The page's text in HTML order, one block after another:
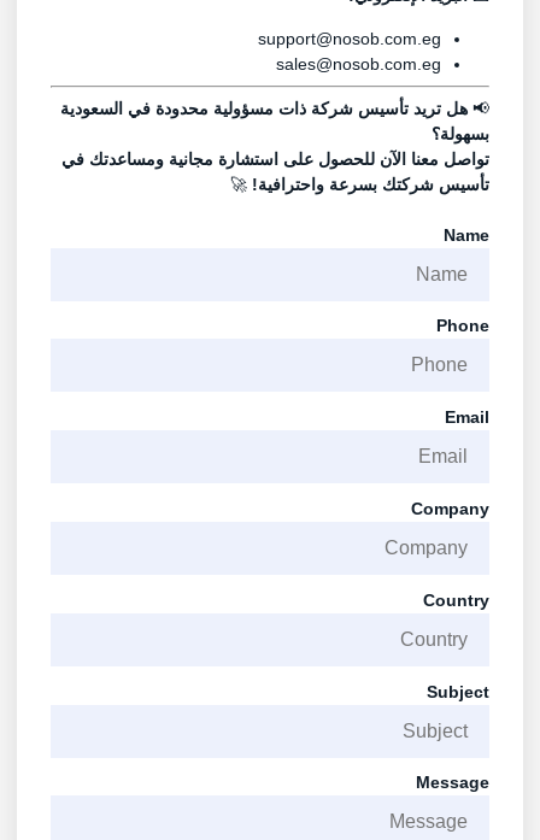
support@nosob.com.eg
sales@nosob.com.eg
📢هل تريد تأسيس شركة ذات مسؤولية محدودة في السعودية
بسهولة؟
تواصل معنا الآن للحصول على استشارة مجانية ومساعدتك في
تأسيس شركتك بسرعة واحترافية!🚀
Name
Phone
Email
Company
Country
Subject
Message